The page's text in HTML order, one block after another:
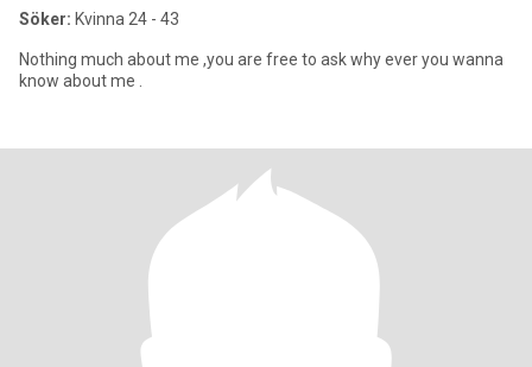
Söker: Kvinna 24 - 43
Nothing much about me ,you are free to ask why ever you wanna
know about me .